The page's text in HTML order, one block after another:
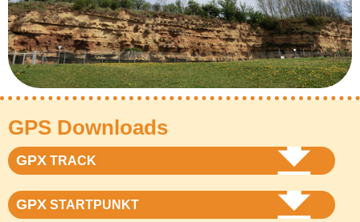
GPS Downloads
GPX TRACK
GPX STARTPUNKT